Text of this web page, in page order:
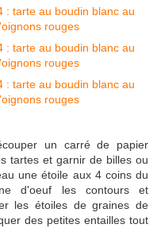
un carré de papier
tartes et garnir de billes ou
une étoile aux 4 coins du
d'oeuf les contours et
les étoiles de graines de
des petites entailles tout